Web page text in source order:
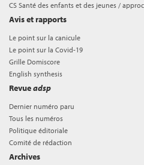
CS Santé des enfants et des jeunes /
Avis et rapports
Le point sur la canicule
Le point sur la Covid-19
Grille Domiscore
English synthesis
Revueadsp
Dernier numéro paru
Tous les numéros
Politique éditoriale
Comité de rédaction
Archives